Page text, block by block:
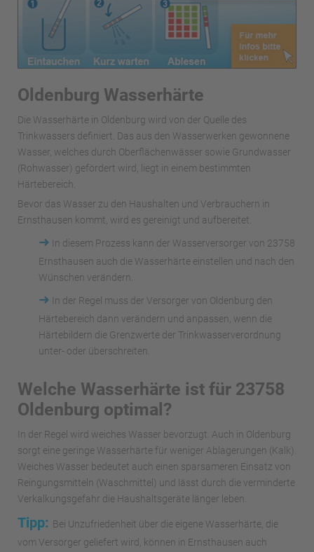
Oldenburg Wasserhärte
Die Wasserhärte in Oldenburg wird von der Quelle des
Trinkwassers definiert. Das aus den Wasserwerken gewonnene
Wasser, welches durch Oberflächenwässer sowie Grundwasser
(Rohwasser) gefördert wird, liegt in einem bestimmten
Härtebereich.
Bevor das Wasser zu den Haushalten und Verbrauchern in
Ernsthausen kommt, wird es gereinigt und aufbereitet.
➜
In diesem Prozess kann der Wasserversorger von 23758
Ernsthausen auch die Wasserhärte einstellen und nach den
Wünschen verändern.
➜
In der Regel muss der Versorger von Oldenburg den
Härtebereich dann verändern und anpassen, wenn die
Härtebildern die Grenzwerte der Trinkwasserverordnung
unter- oder überschreiten.
Welche Wasserhärte ist für 23758
Oldenburg optimal?
In der Regel wird weiches Wasser bevorzugt. Auch in Oldenburg
sorgt eine geringe Wasserhärte für weniger Ablagerungen (Kalk).
Weiches Wasser bedeutet auch einen sparsameren Einsatz von
Reingungsmitteln (Waschmittel) und lässt durch die verminderte
Verkalkungsgefahr die Haushaltsgeräte länger leben.
Tipp: Bei Unzufriedenheit über die eigene Wasserhärte, die
vom Versorger geliefert wird, können in Ernsthausen auch